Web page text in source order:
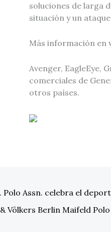
soluciones de larga
situación y un
Más información en
Avenger, EagleEye,
comerciales de
otros países.
Polo Assn. celebra el
Völkers Berlin Maifeld